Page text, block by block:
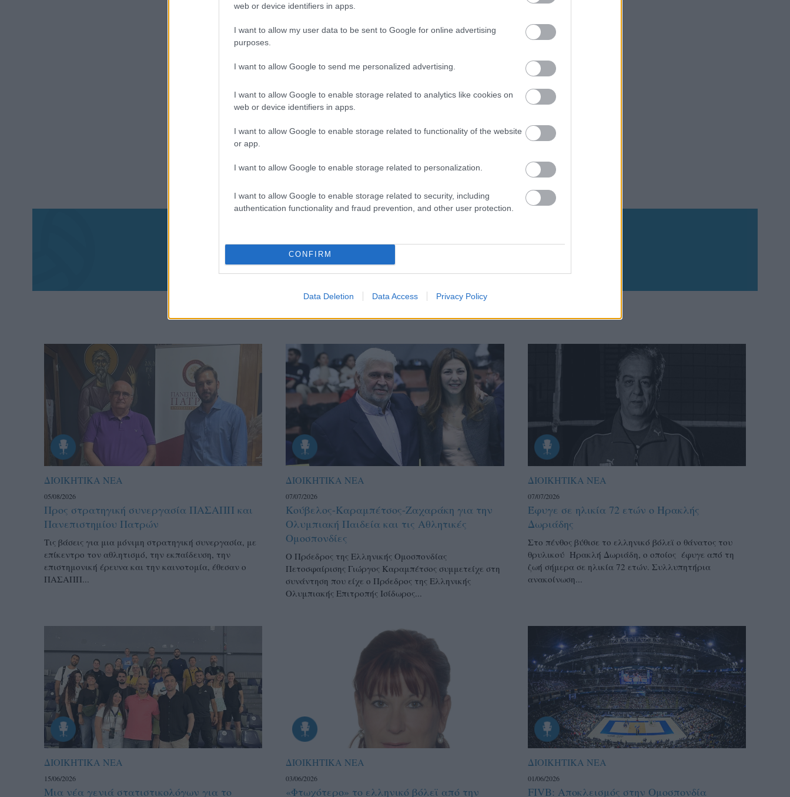
web or device identifiers in apps.
I want to allow my user data to be sent to Google for online advertising
purposes.
I want to allow Google to send me personalized advertising.
I want to allow Google to enable storage related to analytics like cookies on
web or device identifiers in apps.
I want to allow Google to enable storage related to functionality of the website
or app.
I want to allow Google to enable storage related to personalization.
I want to allow Google to enable storage related to security, including
authentication functionality and fraud prevention, and other user protection.
CONFIRM
Data Deletion Data Access Privacy Policy
παντού…
ΔΙΟΙΚΗΤΙΚΑ ΝΕΑ
05/08/2026
Προς στρατηγική συνεργασία ΠΑΣΑΠΠ και
Πανεπιστημίου Πατρών
Τις βάσεις για μια μόνιμη στρατηγική συνεργασία, με
επίκεντρο τον αθλητισμό, την εκπαίδευση, την
επιστημονική έρευνα και την καινοτομία, έθεσαν ο
ΠΑΣΑΠΠ...
ΔΙΟΙΚΗΤΙΚΑ ΝΕΑ
07/07/2026
Κούβελος-Καραμπέτσος-Ζαχαράκη για την
Ολυμπιακή Παιδεία και τις Αθλητικές
Ομοσπονδίες
Ο Πρόεδρος της Ελληνικής Ομοσπονδίας
Πετοσφαίρισης Γιώργος Καραμπέτσος συμμετείχε στη
συνάντηση που είχε ο Πρόεδρος της Ελληνικής
Ολυμπιακής Επιτροπής Ισίδωρος...
ΔΙΟΙΚΗΤΙΚΑ ΝΕΑ
07/07/2026
Έφυγε σε ηλικία 72 ετών ο Ηρακλής
Δωριάδης
Στο πένθος βύθισε το ελληνικό βόλεϊ ο θάνατος του
θρυλικού Ηρακλή Δωριάδη, ο οποίος έφυγε από τη
ζωή σήμερα σε ηλικία 72 ετών. Συλλυπητήρια
ανακοίνωση...
ΔΙΟΙΚΗΤΙΚΑ ΝΕΑ
15/06/2026
Μια νέα γενιά στατιστικολόγων για το
ΔΙΟΙΚΗΤΙΚΑ ΝΕΑ
03/06/2026
«Φτωχότερο» το ελληνικό βόλεϊ από την
ΔΙΟΙΚΗΤΙΚΑ ΝΕΑ
01/06/2026
FIVB: Αποκλεισμός στην Ομοσπονδία